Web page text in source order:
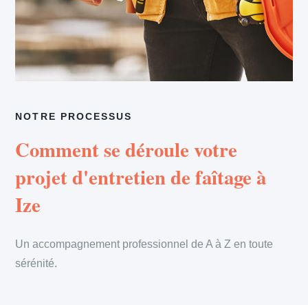
NOTRE PROCESSUS
Comment se déroule votre
projet d'entretien de faîtage à
Ize
Un accompagnement professionnel de A à Z en toute
sérénité.